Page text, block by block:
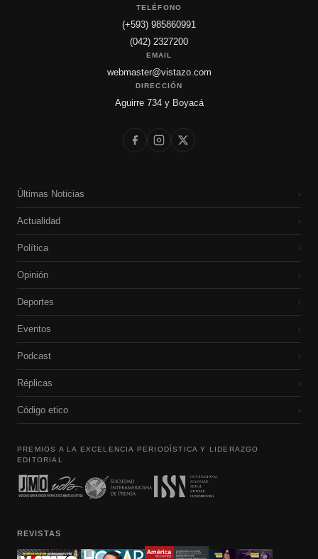
TELÉFONO
(+593) 985860991
(042) 2327200
EMAIL
webmaster@vistazo.com
DIRECCIÓN
Aguirre 734 y Boyacá
Últimas Noticias ›
Actualidad ›
Política ›
Opinión ›
Deportes ›
Eventos ›
Podcast ›
Réplicas ›
Código etico ›
PREMIOS A LA EXCELENCIA PERIODÍSTICA Y LIDERAZGO
EDITORIAL
REVISTAS